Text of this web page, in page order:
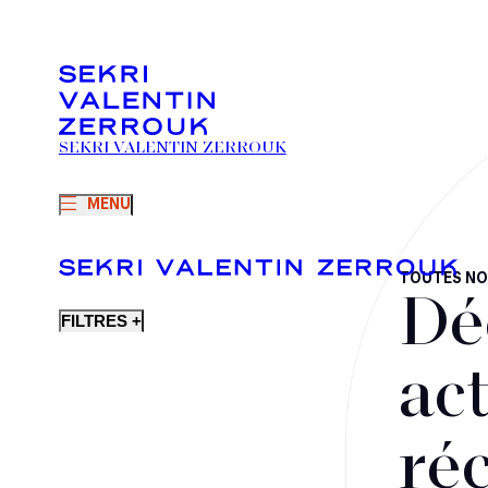
MENU
SEKRI VALENTIN ZERROUK
FILTRES +
TOUTES